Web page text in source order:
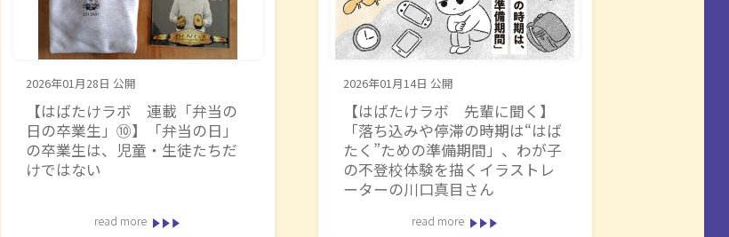
2026年01月28日 公開
【はばたけラボ 連載「弁当の
日の卒業生」⑩】「弁当の日」
の卒業生は、児童・生徒たちだ
けではない
read more
2026年01月14日 公開
【はばたけラボ 先輩に聞く】
「落ち込みや停滞の時期は“はば
たく”ための準備期間」、わが子
の不登校体験を描くイラストレ
ーターの川口真目さん
read more